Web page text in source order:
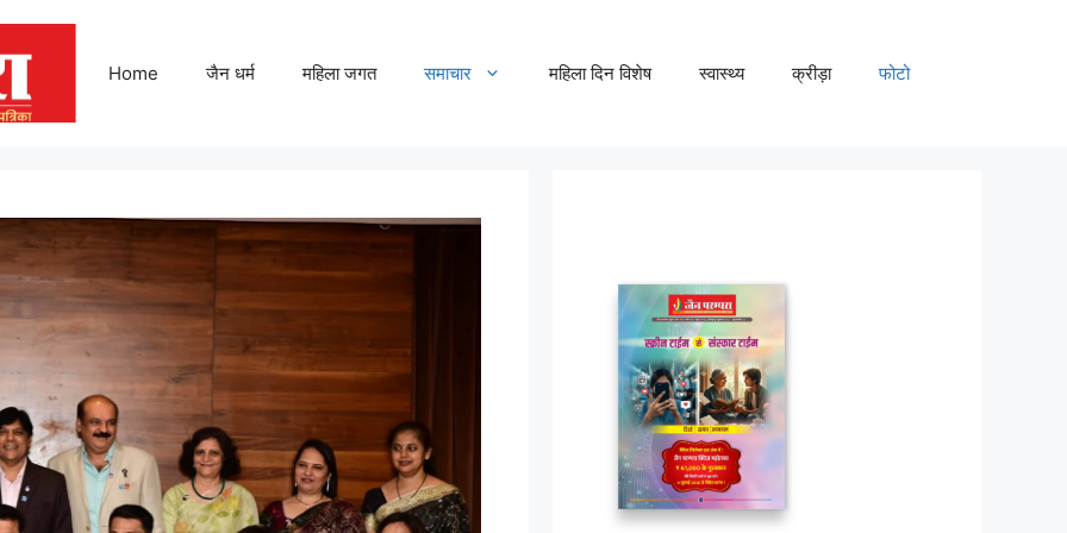
Home जैन धर्म महिला जगत समाचार महिला दिन विशेष स्वास्थ्य क्रीड़ा फोटो